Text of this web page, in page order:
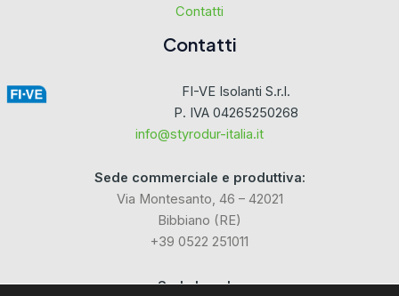
Contatti
Contatti
FI-VE Isolanti S.r.l.
P. IVA 04265250268
info@styrodur-italia.it
Sede commerciale e produttiva:
Via Montesanto, 46 – 42021
Bibbiano (RE)
+39 0522 251011
Sede Legale: